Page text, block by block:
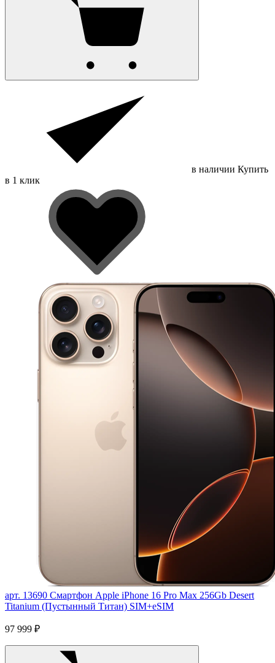
в наличии Купить
в 1 клик
арт. 13690 Смартфон Apple iPhone 16 Pro Max 256Gb Desert
Titanium (Пустынный Титан) SIM+eSIM
97 999 ₽